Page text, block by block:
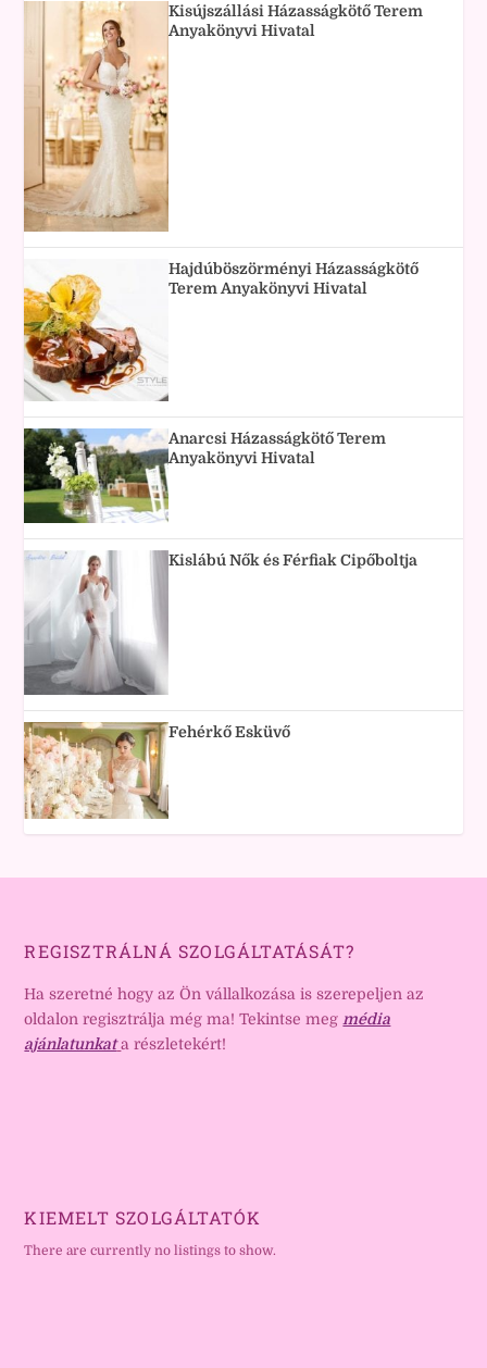
Kisújszállási Házasságkötő Terem
Anyakönyvi Hivatal
Hajdúböszörményi Házasságkötő
Terem Anyakönyvi Hivatal
Anarcsi Házasságkötő Terem
Anyakönyvi Hivatal
Kislábú Nők és Férfiak Cipőboltja
Fehérkő Esküvő
REGISZTRÁLNÁ SZOLGÁLTATÁSÁT?
Ha szeretné hogy az Ön vállalkozása is szerepeljen az
oldalon regisztrálja még ma! Tekintse meg média
ajánlatunkat a részletekért!
KIEMELT SZOLGÁLTATÓK
There are currently no listings to show.